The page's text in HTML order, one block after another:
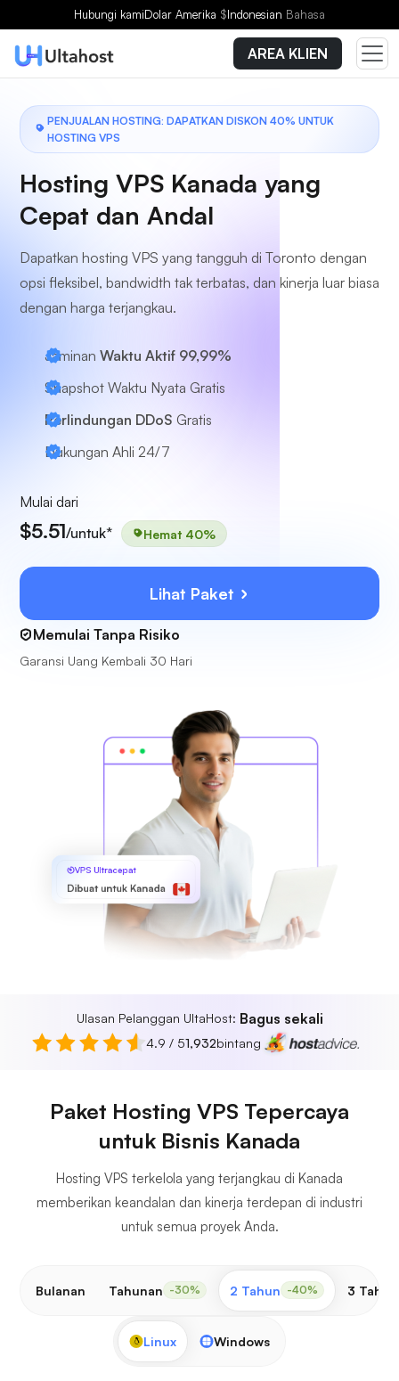
Hubungi kamiDolar Amerika $Indonesian Bahasa
AREA KLIEN
PENJUALAN HOSTING: DAPATKAN DISKON 40% UNTUK
HOSTING VPS
Hosting VPS Kanada yang
Cepat dan Andal
Dapatkan hosting VPS yang tangguh di Toronto dengan
opsi fleksibel, bandwidth tak terbatas, dan kinerja luar biasa
dengan harga terjangkau.
Jaminan Waktu Aktif 99,99%
Snapshot Waktu Nyata Gratis
Perlindungan DDoS Gratis
Dukungan Ahli 24/7
Mulai dari
$5.51/untuk* Hemat 40%
Lihat Paket
Memulai Tanpa Risiko
Garansi Uang Kembali 30 Hari
VPS Ultracepat
Dibuat untuk Kanada
Ulasan Pelanggan UltaHost: Bagus sekali
4.9 / 51,932bintang
Paket Hosting VPS Tepercaya
untuk Bisnis Kanada
Hosting VPS terkelola yang terjangkau di Kanada
memberikan keandalan dan kinerja terdepan di industri
untuk semua proyek Anda.
Bulanan Tahunan -30% 2 Tahun -40% 3 Tahun
Linux Windows